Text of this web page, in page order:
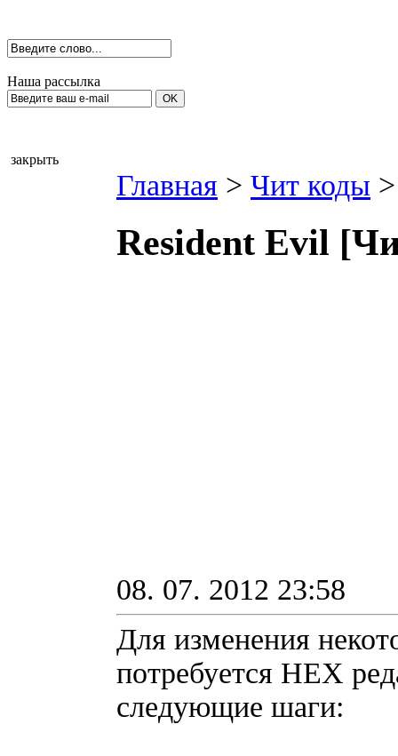
Наша рассылка
закрыть
Главная > Чит коды >
Resident Еvil
08. 07. 2012 23:58
Для изменения
потребуется НЕХ
cлeдyющиe шaги: